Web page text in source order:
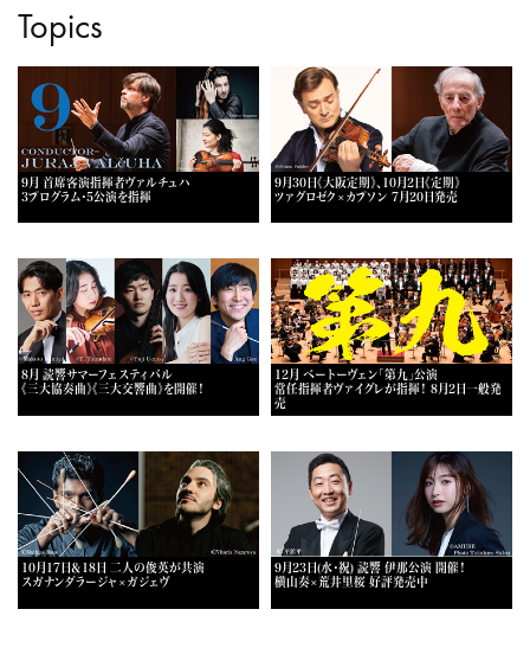
Topics
9月 首席客演指揮者ヴァルチュハ
3プログラム・5公演を指揮
9月30日《大阪定期》、10月2日《定期》
ツァグロゼク×カプソン 7月20日発売
8月 読響サマーフェスティバル
《三大協奏曲》《三大交響曲》を開催！
12月 ベートーヴェン「第九」公演
常任指揮者ヴァイグレが指揮！ 8月2日一般発
売
10月17日＆18日 二人の俊英が共演
スガナンダラージャ×ガジェヴ
9月23日(水・祝) 読響 伊那公演 開催！
横山奏×荒井里桜 好評発売中